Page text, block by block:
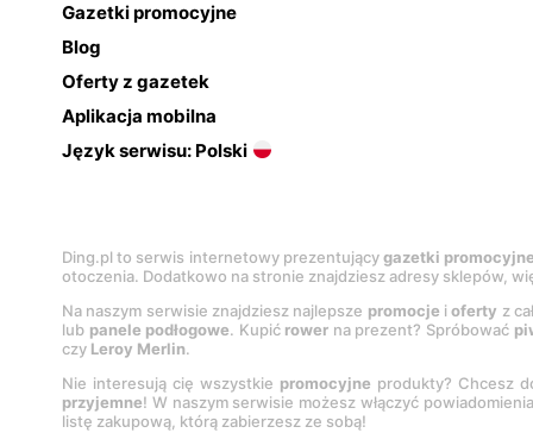
Gazetki promocyjne
Blog
Oferty z gazetek
Aplikacja mobilna
Język serwisu: Polski
Ding.pl to serwis internetowy prezentującygazetki promocyjne
otoczenia. Dodatkowo na stronie znajdziesz adresy sklepów,
Na naszym serwisie znajdziesz najlepsze promocje ioferty z
lub panele podłogowe. Kupić rower na prezent? Spróbować
czy Leroy Merlin.
Nie interesują cię wszystkie promocyjne produkty? Chcesz
przyjemne! W naszym serwisie możesz włączyć
listę zakupową, którą zabierzesz ze sobą!